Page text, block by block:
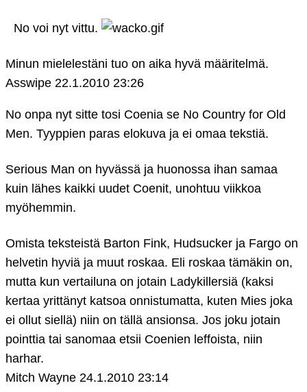
No voi nyt vittu.
Minun mielelestäni tuo on aika hyvä määritelmä.
Asswipe 22.1.2010 23:26
No onpa nyt sitte tosi Coenia se No Country for Old
Men. Tyyppien paras elokuva ja ei omaa tekstiä.
Serious Man on hyvässä ja huonossa ihan samaa
kuin lähes kaikki uudet Coenit, unohtuu viikkoa
myöhemmin.
Omista teksteistä Barton Fink, Hudsucker ja Fargo on
helvetin hyviä ja muut roskaa. Eli roskaa tämäkin on,
mutta kun vertailuna on jotain Ladykillersiä (kaksi
kertaa yrittänyt katsoa onnistumatta, kuten Mies joka
ei ollut siellä) niin on tällä ansionsa. Jos joku jotain
pointtia tai sanomaa etsii Coenien leffoista, niin
harhar.
Mitch Wayne 24.1.2010 23:14